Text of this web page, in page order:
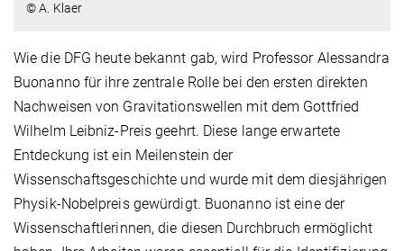
© A. Klaer
Wie die DFG heute bekannt gab, wird Professor Alessandra
Buonanno für ihre zentrale Rolle bei den ersten direkten
Nachweisen von Gravitationswellen mit dem Gottfried
Wilhelm Leibniz-Preis geehrt. Diese lange erwartete
Entdeckung ist ein Meilenstein der
Wissenschaftsgeschichte und wurde mit dem diesjährigen
Physik-Nobelpreis gewürdigt. Buonanno ist eine der
Wissenschaftlerinnen, die diesen Durchbruch ermöglicht